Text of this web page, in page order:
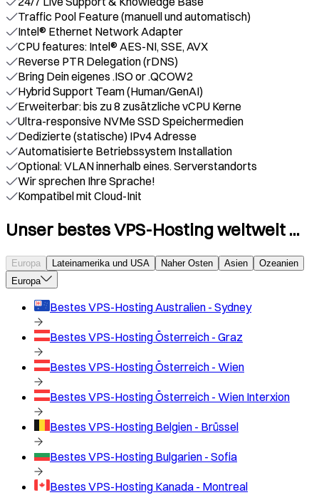
Traffic Pool Feature (manuell und automatisch)
Intel® Ethernet Network Adapter
CPU features: Intel® AES-NI, SSE, AVX
Reverse PTR Delegation (rDNS)
Bring Dein eigenes .ISO or .QCOW2
Hybrid Support Team (Human/GenAI)
Erweiterbar: bis zu 8 zusätzliche vCPU Kerne
Ultra-responsive NVMe SSD Speichermedien
Dedizierte (statische) IPv4 Adresse
Automatisierte Betriebssystem Installation
Optional: VLAN innerhalb eines. Serverstandorts
Wir sprechen Ihre Sprache!
Kompatibel mit Cloud-Init
Unser bestes VPS-Hosting weltweit ...
Europa Lateinamerika und USA Naher Osten Asien
Ozeanien
Europa
Bestes VPS-HostingAustralien - Sydney
Bestes VPS-HostingÖsterreich - Graz
Bestes VPS-HostingÖsterreich - Wien
Bestes VPS-HostingÖsterreich - Wien Interxion
Bestes VPS-Hosting Belgien - Brüssel
Bestes VPS-Hosting Bulgarien - Sofia
Bestes VPS-Hosting Kanada - Montreal